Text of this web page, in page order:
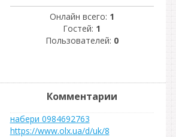
Онлайн всего: 1
Гостей: 1
Пользователей: 0
Комментарии
набери 0984692763
https://www.olx.ua/d/uk/8